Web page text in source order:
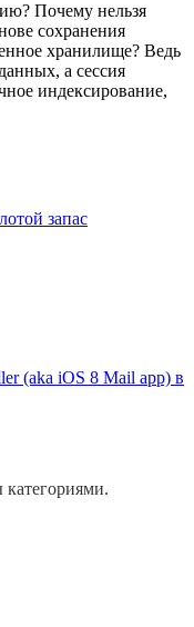
Почему нельзя
сохранения
хранилище? Ведь
а сессия
индексирование,
запас
(aka iOS 8 Mail app) в
категориями.